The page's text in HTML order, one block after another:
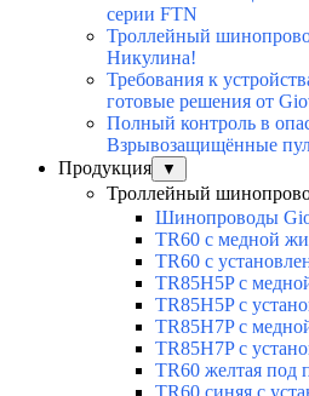
серии FTN
Троллейный
Никулина!
Требования к
готовые решения от
Полный контроль в
Взрывозащищённые
Продукция
▼
Троллейный
Шинопроводы
TR60 с медной
TR60 с
TR85H5P с
TR85H5P с
TR85H7P с
TR85H7P с
TR60 желтая под